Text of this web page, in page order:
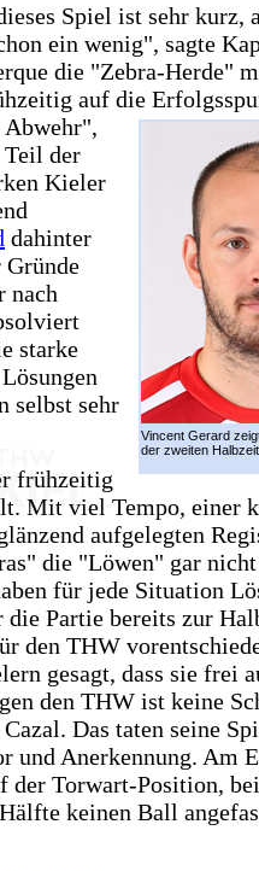
Spiel ist sehr kurz,
ein wenig", sagte
die "Zebra-Herde"
auf die
Vincent Gerard
der zweiten
Teil der
Kieler
dahinter
Gründe
nach
starke
selbst sehr
frühzeitig
Mit viel Tempo, einer
aufgelegten
die "Löwen" gar
für jede Situation
die Partie bereits zur
den THW
gesagt, dass sie frei
den THW ist keine
Das taten seine
und Anerkennung. Am
der Torwart-Position,
keinen Ball